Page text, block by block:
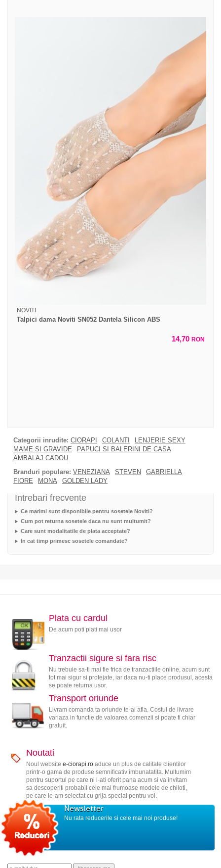
NOVITI
Talpici dama Noviti SN052 Dantela Silicon ABS
14,70 RON
Categorii inrudite: CIORAPI COLANTI
LENJERIE SEXY
MAME SI GRAVIDE
PAPUCI SI BALERINI DE CASA
AMBALAJ CADOU
Branduri populare: VENEZIANA STEVEN
GABRIELLA
FIORE
MONA GOLDEN LADY
Intrebari frecvente
Ce marimi sunt disponibile pentru sosetele Noviti?
Cum pot returna sosetele daca nu sunt multumit?
Care sunt modalitatile de plata acceptate?
In cat timp primesc sosetele comandate?
Plata cu cardul
De acum poti plati mai usor
Tranzactii sigure si fara risc
Nu trebuie sa-ti mai fie frica de tranzactiile online, acum sunt
tot mai sigur si protejate, iar daca nu-ti place produsul, acesta
se poate returna usor.
Transport oriunde
Livram comanda ta oriunde te-ai afla. Costul de livrare
variaza in functie de valoarea comenzii si poate fi chiar
gratuit.
Noutati
Noul website e-ciorapi.roaduce un plus de calitate clientilor
printr-o gama de produse semnificativ imbunatatita. Multumim
pentru suportul pe care ni l-ati oferit pana acum si va invitam
sa descoperiti probabil cele mai frumoase modele de chiloti,
pe care le-am selectat cu grija special pentru voi.
Newsletter
Nu rata reducerile si cele mai noi produse!